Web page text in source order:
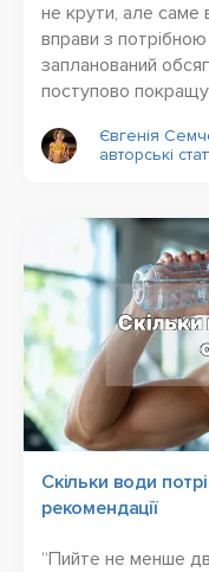
не крути, але саме
вправи з
запланований
поступово
Євгенія
авторські
Скільки води
рекомендації
“Пийте не менше